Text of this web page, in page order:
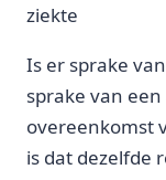
ziekte
Is er sprake
sprake van
overeenkomst
is dat dezelfde